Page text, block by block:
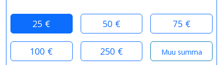
25 € 50 € 75 €
100 € 250 €